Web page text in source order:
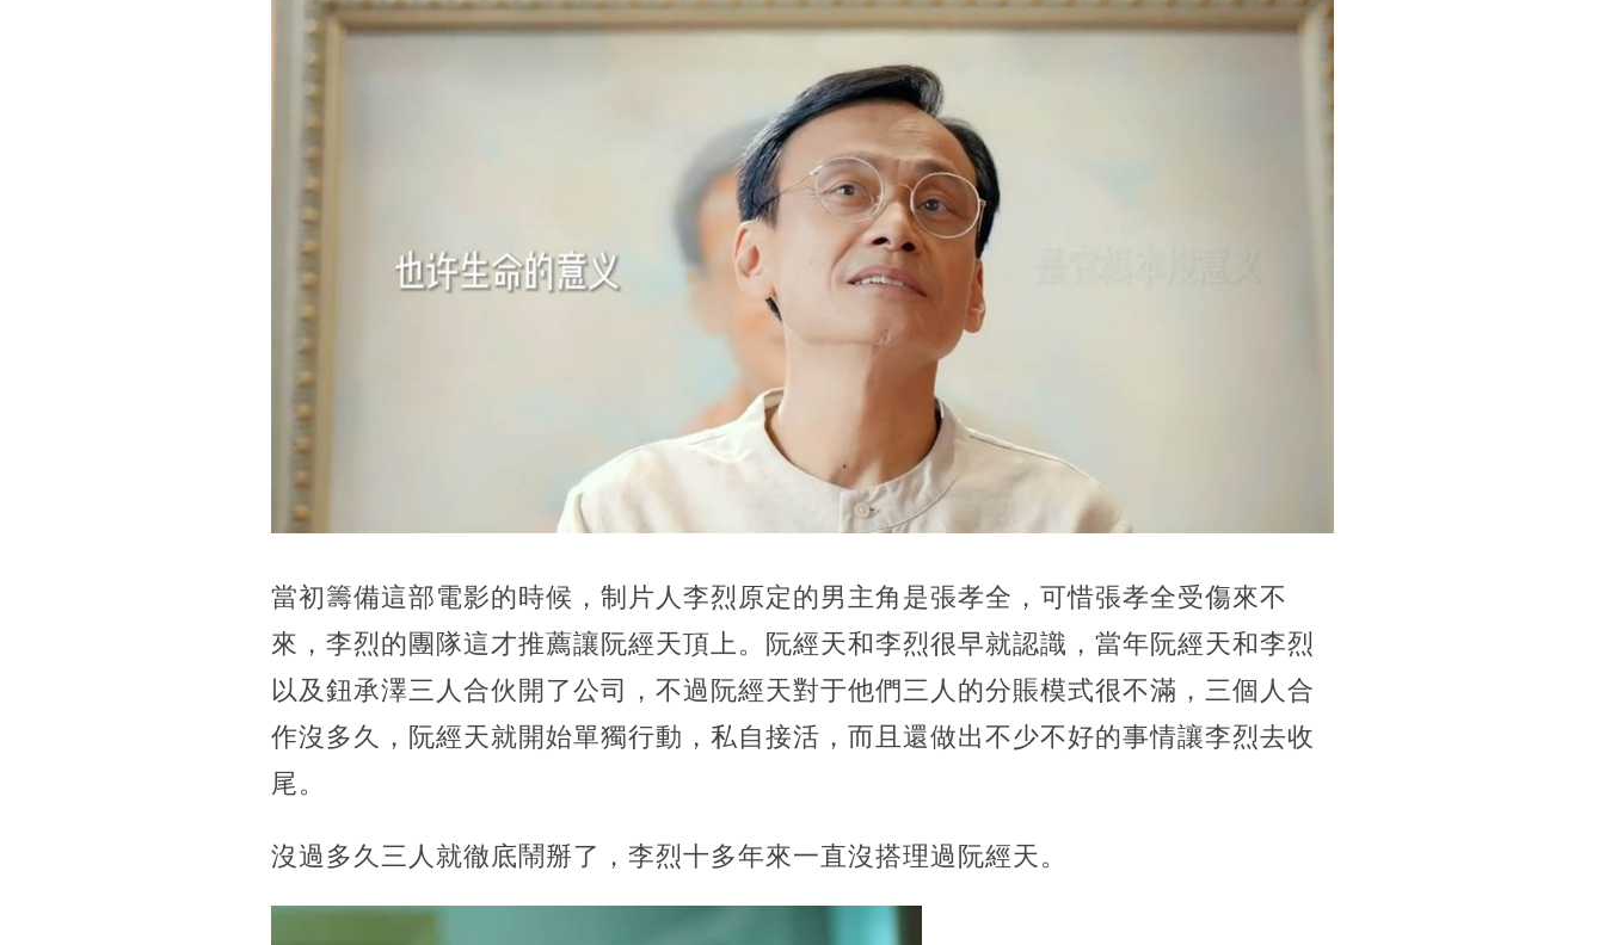
當初籌備這部電影的時候，制片人李烈原定的男主角是張孝全，可惜張孝全受傷來不
來，李烈的團隊這才推薦讓阮經天頂上。阮經天和李烈很早就認識，當年阮經天和李烈
以及鈕承澤三人合伙開了公司，不過阮經天對于他們三人的分賬模式很不滿，三個人合
作沒多久，阮經天就開始單獨行動，私自接活，而且還做出不少不好的事情讓李烈去收
尾。
沒過多久三人就徹底鬧掰了，李烈十多年來一直沒搭理過阮經天。